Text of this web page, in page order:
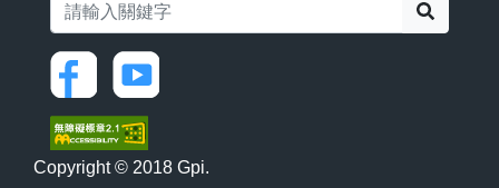
Copyright © 2018 Gpi.